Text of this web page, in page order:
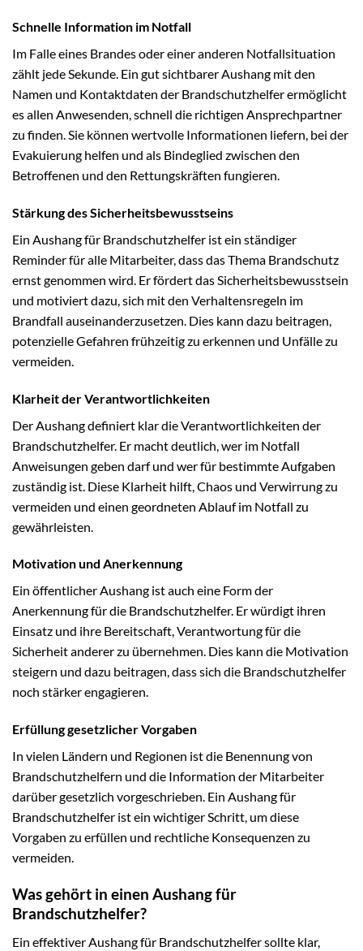
Schnelle Information im Notfall
Im Falle eines Brandes oder einer anderen Notfallsituation
zählt jede Sekunde. Ein gut sichtbarer Aushang mit den
Namen und Kontaktdaten der Brandschutzhelfer ermöglicht
es allen Anwesenden, schnell die richtigen Ansprechpartner
zu finden. Sie können wertvolle Informationen liefern, bei der
Evakuierung helfen und als Bindeglied zwischen den
Betroffenen und den Rettungskräften fungieren.
Stärkung des Sicherheitsbewusstseins
Ein Aushang für Brandschutzhelfer ist ein ständiger
Reminder für alle Mitarbeiter, dass das Thema Brandschutz
ernst genommen wird. Er fördert das Sicherheitsbewusstsein
und motiviert dazu, sich mit den Verhaltensregeln im
Brandfall auseinanderzusetzen. Dies kann dazu beitragen,
potenzielle Gefahren frühzeitig zu erkennen und Unfälle zu
vermeiden.
Klarheit der Verantwortlichkeiten
Der Aushang definiert klar die Verantwortlichkeiten der
Brandschutzhelfer. Er macht deutlich, wer im Notfall
Anweisungen geben darf und wer für bestimmte Aufgaben
zuständig ist. Diese Klarheit hilft, Chaos und Verwirrung zu
vermeiden und einen geordneten Ablauf im Notfall zu
gewährleisten.
Motivation und Anerkennung
Ein öffentlicher Aushang ist auch eine Form der
Anerkennung für die Brandschutzhelfer. Er würdigt ihren
Einsatz und ihre Bereitschaft, Verantwortung für die
Sicherheit anderer zu übernehmen. Dies kann die Motivation
steigern und dazu beitragen, dass sich die Brandschutzhelfer
noch stärker engagieren.
Erfüllung gesetzlicher Vorgaben
In vielen Ländern und Regionen ist die Benennung von
Brandschutzhelfern und die Information der Mitarbeiter
darüber gesetzlich vorgeschrieben. Ein Aushang für
Brandschutzhelfer ist ein wichtiger Schritt, um diese
Vorgaben zu erfüllen und rechtliche Konsequenzen zu
vermeiden.
Was gehört in einen Aushang für
Brandschutzhelfer?
Ein effektiver Aushang für Brandschutzhelfer sollte klar,